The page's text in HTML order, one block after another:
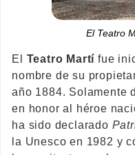
El Teatro
El Teatro Martí fue
nombre de su
año 1884. Solamente
en honor al héroe
ha sido declarado
la Unesco en 1982 y